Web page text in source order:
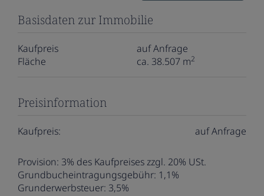
Basisdaten zur Immobilie
Kaufpreis
auf Anfrage
Fläche
ca. 38.507 m2
Preisinformation
Kaufpreis: auf Anfrage
Provision: 3% des Kaufpreises zzgl. 20% USt.
Grundbucheintragungsgebühr: 1,1%
Grunderwerbsteuer: 3,5%